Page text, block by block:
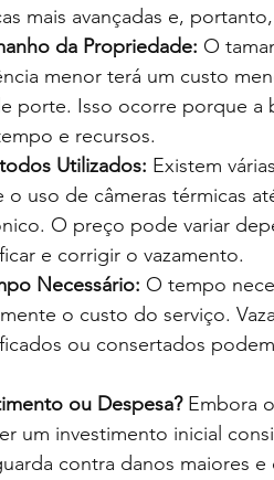
mais avançadas e,
da Propriedade: O
menor terá um custo
porte. Isso ocorre porque a
e recursos.
Utilizados: Existem
o uso de câmeras térmicas
O preço pode variar
e corrigir o vazamento.
Necessário: O tempo
o custo do serviço.
ou consertados
ou Despesa? Embora
um investimento inicial
contra danos maiores e